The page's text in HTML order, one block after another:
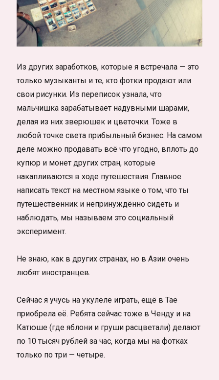
Из других заработков, которые я встречала — это
только музыканты и те, кто фотки продают или
свои рисунки. Из переписок узнала, что
мальчишка зарабатывает надувными шарами,
делая из них зверюшек и цветочки. Тоже в
любой точке света прибыльный бизнес. На самом
деле можно продавать всё что угодно, вплоть до
купюр и монет других стран, которые
накапливаются в ходе путешествия. Главное
написать текст на местном языке о том, что ты
путешественник и непринуждённо сидеть и
наблюдать, мы называем это социальный
эксперимент.
Не знаю, как в других странах, но в Азии очень
любят иностранцев.
Сейчас я учусь на укулеле играть, ещё в Тае
приобрела её. Ребята сейчас тоже в Ченду и на
Катюше (где яблони и груши расцветали) делают
по 10 тысяч рублей за час, когда мы на фотках
только по три — четыре.